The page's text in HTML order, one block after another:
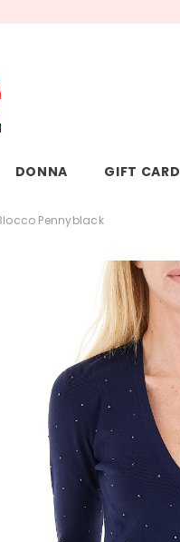
DONNA GIFT CARD
Pennyblack